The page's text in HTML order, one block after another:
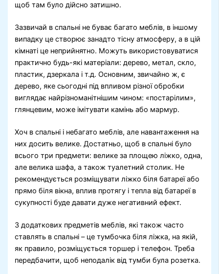
щоб там було дійсно затишно.
Зазвичай в спальні не буває багато меблів, в іншому
випадку це створює занадто тісну атмосферу, а в цій
кімнаті це неприйнятно. Можуть використовуватися
практично будь-які матеріали: дерево, метал, скло,
пластик, дзеркала і т.д. Основним, звичайно ж, є
дерево, яке сьогодні під впливом різної обробки
виглядає найрізноманітнішим чином: «постарілим»,
глянцевим, може імітувати камінь або мармур.
Хоч в спальні і небагато меблів, але навантаження на
них досить велике. Достатньо, щоб в спальні було
всього три предмети: велике за площею ліжко, одна,
але велика шафа, а також туалетний столик. Не
рекомендується розміщувати ліжко біля батареї або
прямо біля вікна, вплив протягу і тепла від батареї в
сукупності буде давати дуже негативний ефект.
З додаткових предметів меблів, які також часто
ставлять в спальні – це тумбочка біля ліжка, на якій,
як правило, розміщується торшер і телефон. Треба
передбачити, щоб неподалік від тумби була розетка.